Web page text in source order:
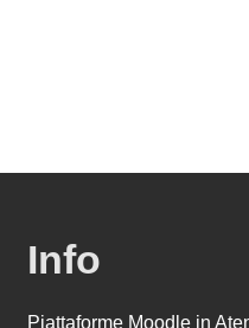
Info
Piattaforme Moodle in